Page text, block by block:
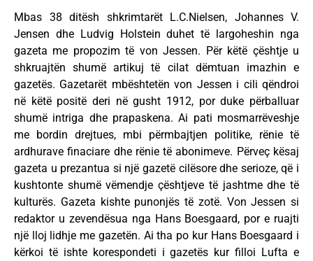
Mbas 38 ditësh shkrimtarët L.C.Nielsen, Johannes V.
Jensen dhe Ludvig Holstein duhet të largoheshin nga
gazeta me propozim të von Jessen. Për këtë çështje u
shkruajtën shumë artikuj të cilat dëmtuan imazhin e
gazetës. Gazetarët mbështetën von Jessen i cili qëndroi
në këtë positë deri në gusht 1912, por duke përballuar
shumë intriga dhe prapaskena. Ai pati mosmarrëveshje
me bordin drejtues, mbi përmbajtjen politike, rënie të
ardhurave finaciare dhe rënie të abonimeve. Përveç kësaj
gazeta u prezantua si një gazetë cilësore dhe serioze, që i
kushtonte shumë vëmendje çështjeve të jashtme dhe të
kulturës. Gazeta kishte punonjës të zotë. Von Jessen si
redaktor u zevendësua nga Hans Boesgaard, por e ruajti
një lloj lidhje me gazetën. Ai tha po kur Hans Boesgaard i
kërkoi të ishte korespondeti i gazetës kur filloi Lufta e